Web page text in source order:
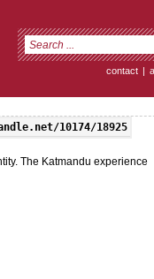
contact |
10174/18925
The Katmandu experience